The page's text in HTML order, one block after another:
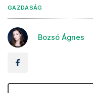
GAZDASÁG
Bozsó Ágnes